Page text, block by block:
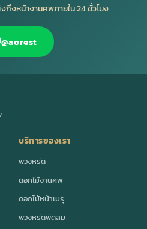
ถึงหน้างานศพภายใน 24 ชั่วโมง
@aorest
บริการของเรา
พวงหรีด
ดอกไม้งานศพ
ดอกไม้หน้าเมรุ
พวงหรีดพัดลม